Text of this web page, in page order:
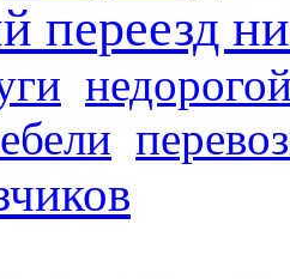
переезд